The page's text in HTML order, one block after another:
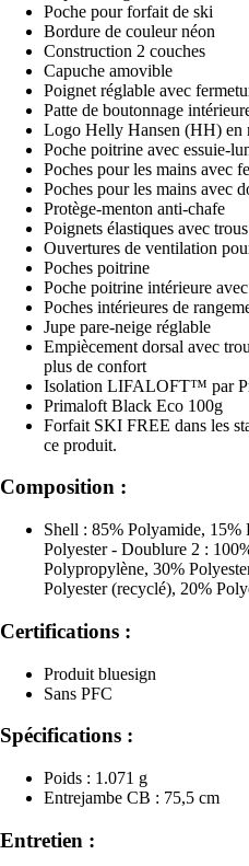
Poche pour forfait de ski
Bordure de couleur néon
Construction 2 couches
Capuche amovible
Poignet réglable avec
Patte de boutonnage
Logo Helly Hansen (HH) en
Poche poitrine avec essuie-
Poches pour les mains avec
Poches pour les mains avec
Protège-menton anti-chafe
Poignets élastiques avec
Ouvertures de ventilation
Poches poitrine
Poche poitrine intérieure
Poches intérieures de
Jupe pare-neige réglable
Empiècement dorsal avec
plus de confort
Isolation LIFALOFT™ par
Primaloft Black Eco 100g
Forfait SKI FREE dans les
ce produit.
Composition :
Shell : 85% Polyamide, 15%
Polyester - Doublure 2 :
Polypropylène, 30%
Polyester (recyclé), 20%
Certifications :
Produit bluesign
Sans PFC
Spécifications :
Poids : 1.071 g
Entrejambe CB : 75,5 cm
Entretien :